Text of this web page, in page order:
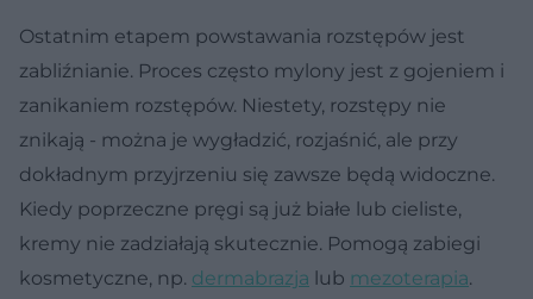
Ostatnim etapem powstawania rozstępów jest
zabliźnianie. Proces często mylony jest z gojeniem i
zanikaniem rozstępów. Niestety, rozstępy nie
znikają - można je wygładzić, rozjaśnić, ale przy
dokładnym przyjrzeniu się zawsze będą widoczne.
Kiedy poprzeczne pręgi są już białe lub cieliste,
kremy nie zadziałają skutecznie. Pomogą zabiegi
kosmetyczne, np. dermabrazja lub mezoterapia.